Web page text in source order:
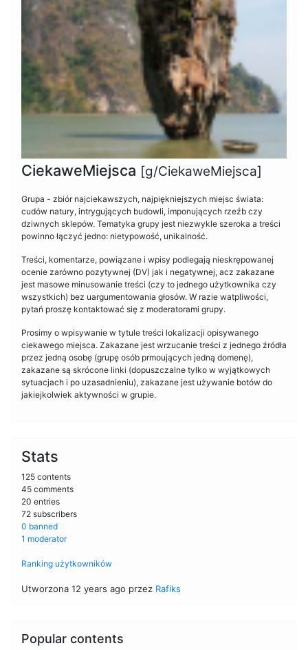
CiekaweMiejsca [g/CiekaweMiejsca]
Grupa - zbiór najciekawszych, najpiękniejszych miejsc świata:
cudów natury, intrygujących budowli, imponujących rzeźb czy
dziwnych sklepów. Tematyka grupy jest niezwykle szeroka a treści
powinno łączyć jedno: nietypowość, unikalność.
Treści, komentarze, powiązane i wpisy podlegają nieskrępowanej
ocenie zarówno pozytywnej (DV) jak i negatywnej, acz zakazane
jest masowe minusowanie treści (czy to jednego użytkownika czy
wszystkich) bez uargumentowania głosów. W razie watpliwości,
pytań proszę kontaktować się z moderatorami grupy.
Prosimy o wpisywanie w tytule treści lokalizacji opisywanego
ciekawego miejsca. Zakazane jest wrzucanie treści z jednego źródła
przez jedną osobę (grupę osób prmoujących jedną domenę),
zakazane są skrócone linki (dopuszczalne tylko w wyjątkowych
sytuacjach i po uzasadnieniu), zakazane jest używanie botów do
jakiejkolwiek aktywności w grupie.
Stats
125 contents
45 comments
20 entries
72 subscribers
0 banned
1 moderator
Ranking użytkowników
Utworzona 12 years ago przez Rafiks
Popular contents